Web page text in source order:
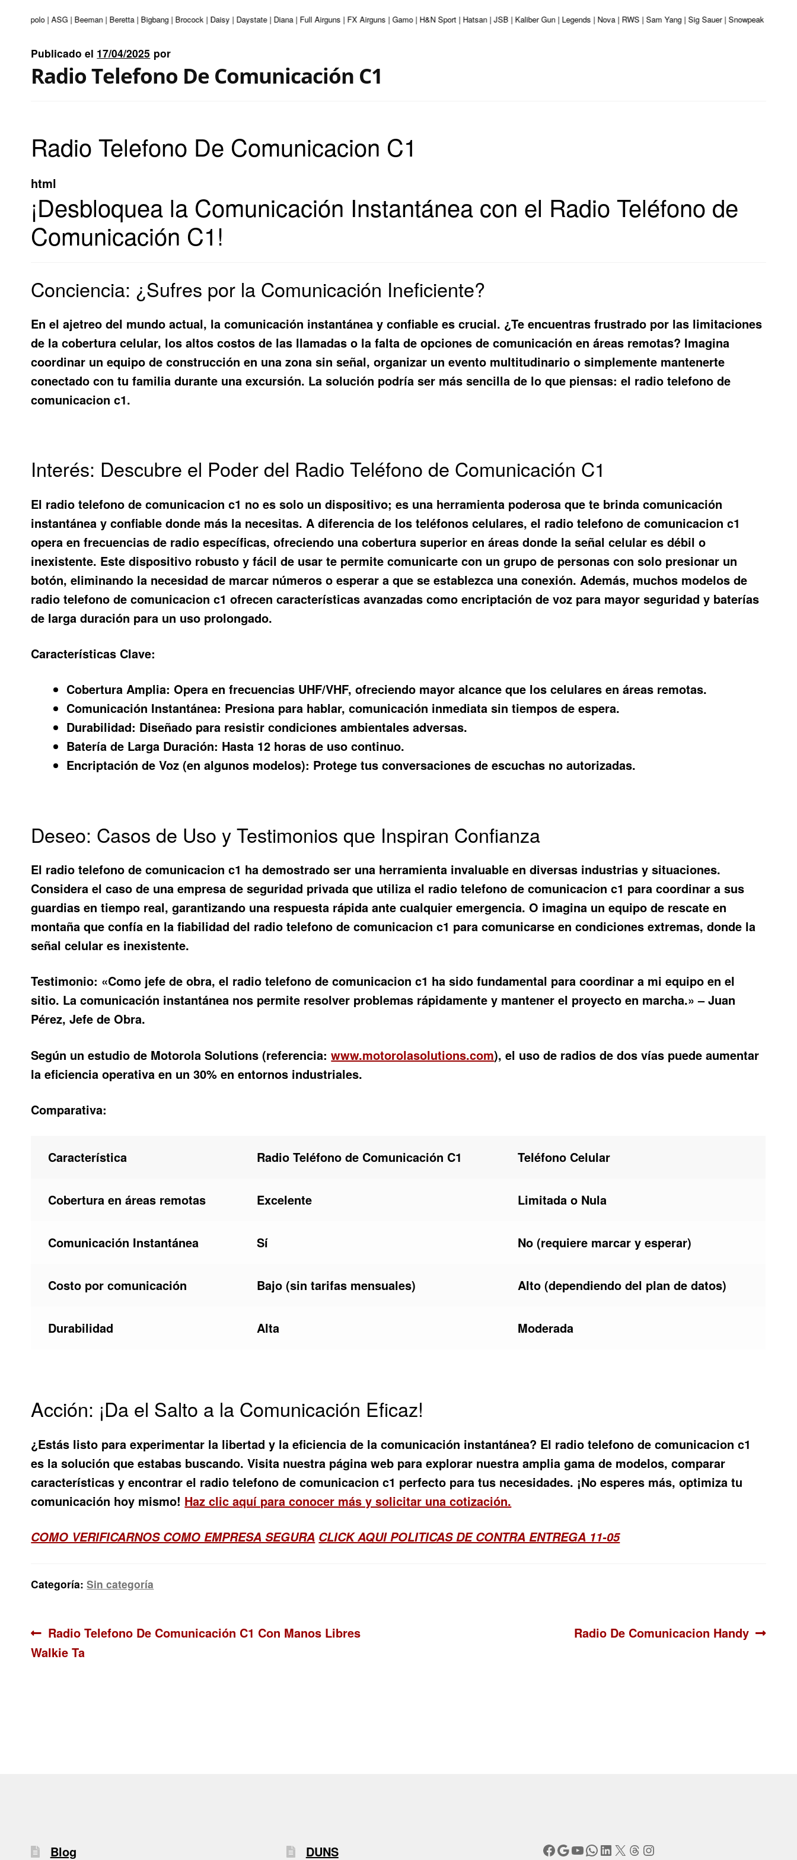
| Apolo | ASG | Beeman | Beretta | Bigbang | Brocock | Daisy | Daystate | Diana | Full Airguns | FX Airguns | Gamo | H&N Sport | Hatsan | JSB | Kaliber Gun | Legends | Nova | RWS | Sam Yang | Sig Sauer | Snowpeak | Umarex
Publicado el 17/04/2025 por
Radio Telefono De Comunicación C1
Radio Telefono De Comunicacion C1
html
¡Desbloquea la Comunicación Instantánea con el Radio Teléfono de
Comunicación C1!
Conciencia: ¿Sufres por la Comunicación Ineficiente?
En el ajetreo del mundo actual, la comunicación instantánea y confiable es crucial. ¿Te encuentras frustrado por las limitaciones
de la cobertura celular, los altos costos de las llamadas o la falta de opciones de comunicación en áreas remotas? Imagina
coordinar un equipo de construcción en una zona sin señal, organizar un evento multitudinario o simplemente mantenerte
conectado con tu familia durante una excursión. La solución podría ser más sencilla de lo que piensas: el radio telefono de
comunicacion c1.
Interés: Descubre el Poder del Radio Teléfono de Comunicación C1
El radio telefono de comunicacion c1 no es solo un dispositivo; es una herramienta poderosa que te brinda comunicación
instantánea y confiable donde más la necesitas. A diferencia de los teléfonos celulares, el radio telefono de comunicacion c1
opera en frecuencias de radio específicas, ofreciendo una cobertura superior en áreas donde la señal celular es débil o
inexistente. Este dispositivo robusto y fácil de usar te permite comunicarte con un grupo de personas con solo presionar un
botón, eliminando la necesidad de marcar números o esperar a que se establezca una conexión. Además, muchos modelos de
radio telefono de comunicacion c1 ofrecen características avanzadas como encriptación de voz para mayor seguridad y baterías
de larga duración para un uso prolongado.
Características Clave:
Cobertura Amplia: Opera en frecuencias UHF/VHF, ofreciendo mayor alcance que los celulares en áreas remotas.
Comunicación Instantánea: Presiona para hablar, comunicación inmediata sin tiempos de espera.
Durabilidad: Diseñado para resistir condiciones ambientales adversas.
Batería de Larga Duración: Hasta 12 horas de uso continuo.
Encriptación de Voz (en algunos modelos): Protege tus conversaciones de escuchas no autorizadas.
Deseo: Casos de Uso y Testimonios que Inspiran Confianza
El radio telefono de comunicacion c1 ha demostrado ser una herramienta invaluable en diversas industrias y situaciones.
Considera el caso de una empresa de seguridad privada que utiliza el radio telefono de comunicacion c1 para coordinar a sus
guardias en tiempo real, garantizando una respuesta rápida ante cualquier emergencia. O imagina un equipo de rescate en
montaña que confía en la fiabilidad del radio telefono de comunicacion c1 para comunicarse en condiciones extremas, donde la
señal celular es inexistente.
Testimonio: «Como jefe de obra, el radio telefono de comunicacion c1 ha sido fundamental para coordinar a mi equipo en el
sitio. La comunicación instantánea nos permite resolver problemas rápidamente y mantener el proyecto en marcha.» – Juan
Pérez, Jefe de Obra.
Según un estudio de Motorola Solutions (referencia:www.motorolasolutions.com), el uso de radios de dos vías puede aumentar
la eficiencia operativa en un 30% en entornos industriales.
Comparativa:
Característica Radio Teléfono de Comunicación C1 Teléfono Celular
Cobertura en áreas remotas Excelente Limitada o Nula
Comunicación Instantánea Sí No (requiere marcar y esperar)
Costo por comunicación Bajo (sin tarifas mensuales) Alto (dependiendo del plan de datos)
Durabilidad Alta Moderada
Acción: ¡Da el Salto a la Comunicación Eficaz!
¿Estás listo para experimentar la libertad y la eficiencia de la comunicación instantánea? El radio telefono de comunicacion c1
es la solución que estabas buscando. Visita nuestra página web para explorar nuestra amplia gama de modelos, comparar
características y encontrar el radio telefono de comunicacion c1 perfecto para tus necesidades. ¡No esperes más, optimiza tu
comunicación hoy mismo! Haz clic aquí para conocer más y solicitar una cotización.
COMO VERIFICARNOS COMO EMPRESA SEGURA CLICK AQUI POLITICAS DE CONTRA ENTREGA 11-05
Categoría:Sin categoría
Navegación
de
Anterior:
Radio Telefono De Comunicación C1 Con Manos Libres
Walkie Ta
Siguiente:
Radio De Comunicacion Handy
Blog DUNS Facebook
Google
YouTube
WhatsApp
LinkedIn
X Threads
Instagram